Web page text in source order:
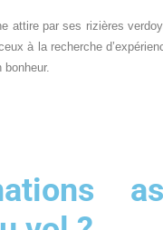
attire par ses rizières
à la recherche